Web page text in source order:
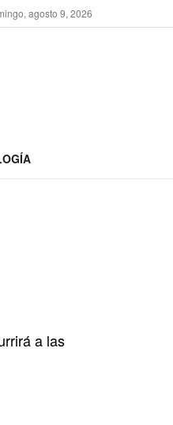
agosto 9, 2026
a las